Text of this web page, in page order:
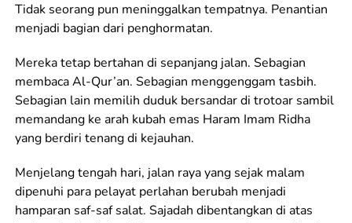
Tidak seorang pun meninggalkan tempatnya. Penantian
menjadi bagian dari penghormatan.
Mereka tetap bertahan di sepanjang jalan. Sebagian
membaca Al-Qur’an. Sebagian menggenggam tasbih.
Sebagian lain memilih duduk bersandar di trotoar sambil
memandang ke arah kubah emas Haram Imam Ridha
yang berdiri tenang di kejauhan.
Menjelang tengah hari, jalan raya yang sejak malam
dipenuhi para pelayat perlahan berubah menjadi
hamparan saf-saf salat. Sajadah dibentangkan di atas